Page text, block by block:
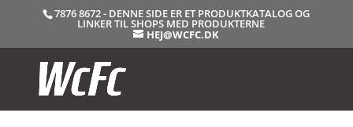
7876 8672 - DENNE SIDE ER ET PRODUKTKATALOG OG
LINKER TIL SHOPS MED PRODUKTERNE
HEJ@WCFC.DK